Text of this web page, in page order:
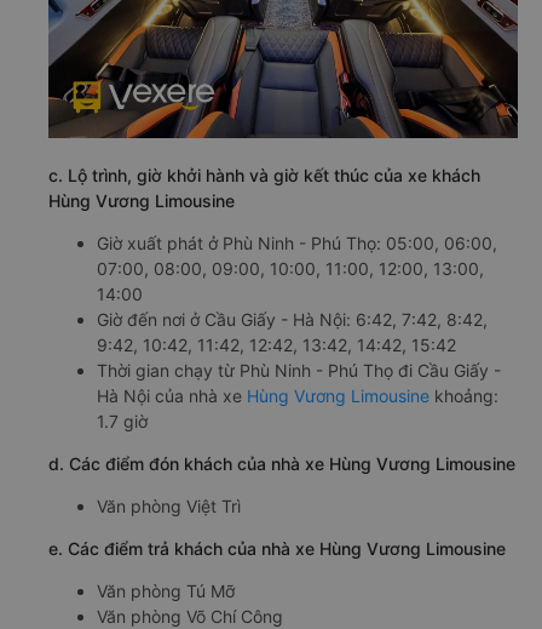
c. Lộ trình, giờ khởi hành và giờ kết thúc của xe khách
Hùng Vương Limousine
Giờ xuất phát ở Phù Ninh - Phú Thọ: 05:00, 06:00,
07:00, 08:00, 09:00, 10:00, 11:00, 12:00, 13:00,
14:00
Giờ đến nơi ở Cầu Giấy - Hà Nội: 6:42, 7:42, 8:42,
9:42, 10:42, 11:42, 12:42, 13:42, 14:42, 15:42
Thời gian chạy từ Phù Ninh - Phú Thọ đi Cầu Giấy -
Hà Nội của nhà xe Hùng Vương Limousine khoảng:
1.7 giờ
d. Các điểm đón khách của nhà xe Hùng Vương Limousine
Văn phòng Việt Trì
e. Các điểm trả khách của nhà xe Hùng Vương Limousine
Văn phòng Tú Mỡ
Văn phòng Võ Chí Công